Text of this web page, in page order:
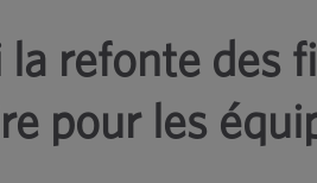
la refonte des
pour les